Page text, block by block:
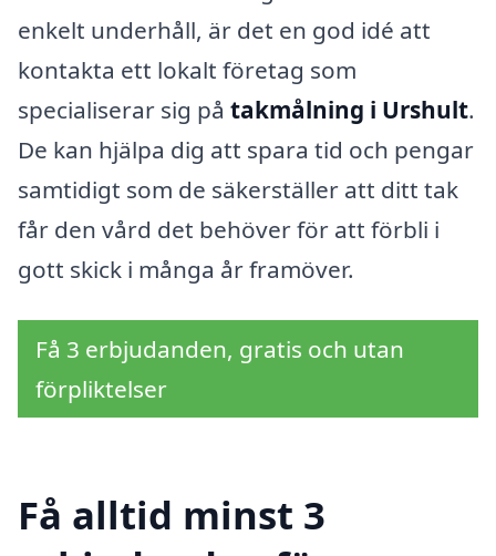
enkelt underhåll, är det en god idé att
kontakta ett lokalt företag som
specialiserar sig på takmålning i Urshult.
De kan hjälpa dig att spara tid och pengar
samtidigt som de säkerställer att ditt tak
får den vård det behöver för att förbli i
gott skick i många år framöver.
Få 3 erbjudanden, gratis och utan
förpliktelser
Få alltid minst 3